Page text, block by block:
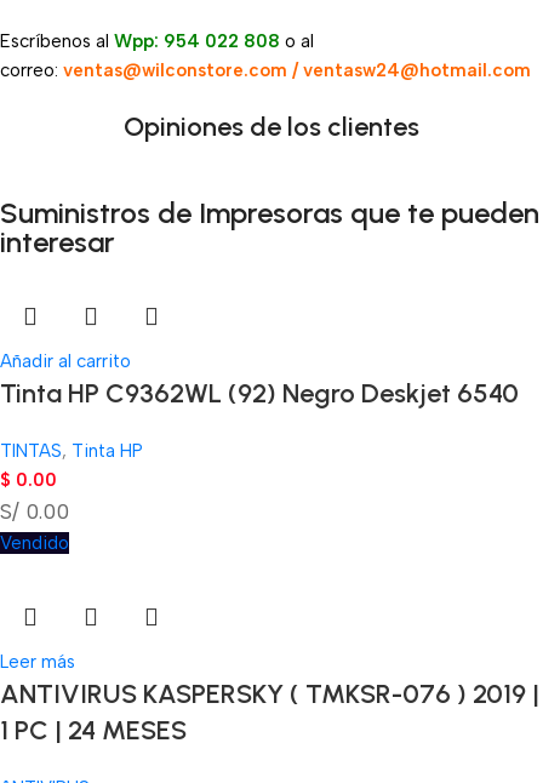
Escríbenos al Wpp: 954 022 808 o al
correo: ventas@wilconstore.com / ventasw24@hotmail.com
Opiniones de los clientes
Suministros de Impresoras que te pueden
interesar
Añadir al carrito
Tinta HP C9362WL (92) Negro Deskjet 6540
TINTAS, Tinta HP
$ 0.00
S/ 0.00
Vendido
Leer más
ANTIVIRUS KASPERSKY ( TMKSR-076 ) 2019 |
1 PC | 24 MESES